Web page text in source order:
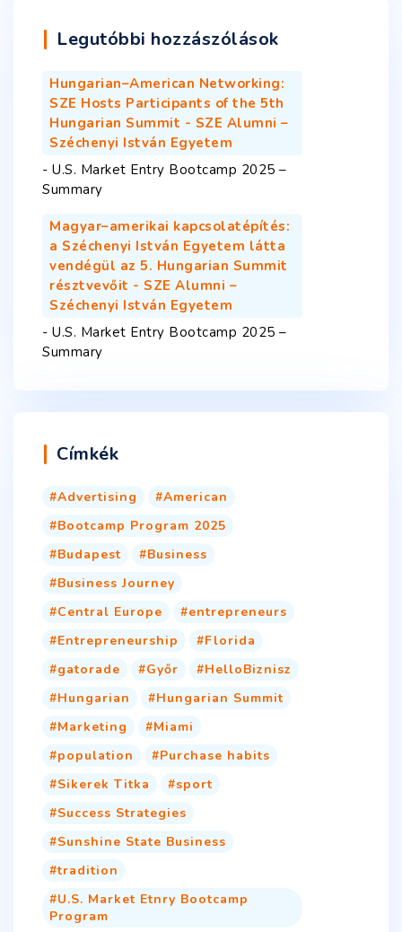
Legutóbbi hozzászólások
Hungarian–American Networking:
SZE Hosts Participants of the 5th
Hungarian Summit - SZE Alumni –
Széchenyi István Egyetem
- U.S. Market Entry Bootcamp 2025 –
Summary
Magyar–amerikai kapcsolatépítés:
a Széchenyi István Egyetem látta
vendégül az 5. Hungarian Summit
résztvevőit - SZE Alumni –
Széchenyi István Egyetem
- U.S. Market Entry Bootcamp 2025 –
Summary
Címkék
Advertising
American
Bootcamp Program 2025
Budapest
Business
Business Journey
Central Europe
entrepreneurs
Entrepreneurship
Florida
gatorade
Győr
HelloBiznisz
Hungarian
Hungarian Summit
Marketing
Miami
population
Purchase habits
Sikerek Titka
sport
Success Strategies
Sunshine State Business
tradition
U.S. Market Etnry Bootcamp
Program